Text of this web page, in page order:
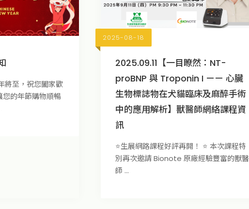
將至，祝您闔家歡
您的年節購物順暢
2025-08-18
2025.09.11【一目瞭然：NT-
proBNP 與 Troponin I —— 心臟
生物標誌物在犬貓臨床及麻醉手術
中的應用解析】獸醫師網絡課程資
訊
⭐️生展網路課程好評再開！ ⭐️ 本次課程特
別再次邀請 Bionote 原廠經驗豐富的獸醫
師 ...